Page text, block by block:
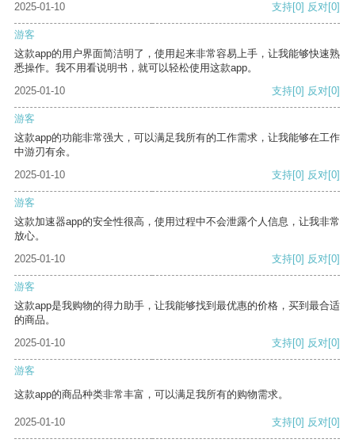
2025-01-10
支持[0] 反对[0]
游客
这款app的用户界面简洁明了，使用起来非常容易上手，让我能够快速熟
悉操作。我不用看说明书，就可以轻松使用这款app。
2025-01-10
支持[0] 反对[0]
游客
这款app的功能非常强大，可以满足我所有的工作需求，让我能够在工作
中游刃有余。
2025-01-10
支持[0] 反对[0]
游客
这款加速器app的安全性很高，使用过程中不会泄露个人信息，让我非常
放心。
2025-01-10
支持[0] 反对[0]
游客
这款app是我购物的得力助手，让我能够找到最优惠的价格，买到最合适
的商品。
2025-01-10
支持[0] 反对[0]
游客
这款app的商品种类非常丰富，可以满足我所有的购物需求。
2025-01-10 支持[0] 反对[0]